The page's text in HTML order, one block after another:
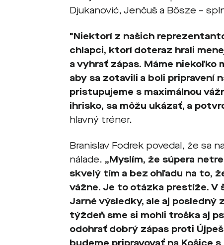
Djukanović, Jenčuš a Bősze –
"Niektorí z našich
chlapci, ktorí doteraz hrali
a vyhrať zápas. Máme
aby sa zotavili a boli pripravení
pristupujeme s maximálnou
ihrisko, sa môžu ukázať, a
hlavný tréner.
Branislav Fodrek povedal, že sa
nálade. „Myslím, že súpera
skvelý tím a bez ohľadu na to,
vážne. Je to otázka prestíže.
Jarné výsledky, ale aj
týždeň sme si mohli troška aj
odohrať dobrý zápas proti